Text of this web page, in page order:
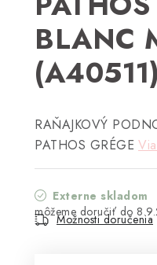
BLANC
(A40511)
RAŇAJKOVÝ
PATHOS GRÉGE
Externe skladom
Možnosti doručenia